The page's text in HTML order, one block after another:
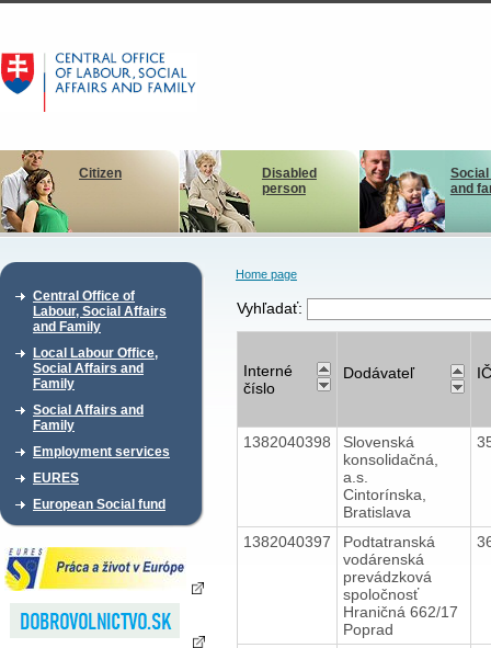
Citizen
Disabled
person
and
Central Office of
Labour, Social Affairs
and Family
Local Labour Office,
Social Affairs and
Family
Social Affairs and
Family
Employment services
EURES
European Social fund
Home page
Vyhľadať:
Interné
číslo
Dodávateľ
1382040398
Slovenská
konsolidačná,
a.s.
Cintorínska,
Bratislava
1382040397
Podtatranská
vodárenská
prevádzková
spoločnosť
Hraničná 662/17
Poprad